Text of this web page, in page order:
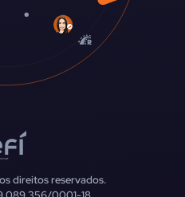
direitos reservados.